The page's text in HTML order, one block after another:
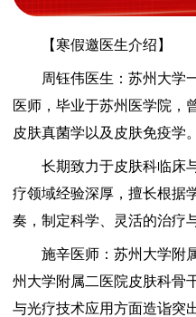
【寒假邀医生介绍】
周钰伟医生：苏州大学一
医师，毕业于苏州医学院，
皮肤真菌学以及皮肤免疫学。
长期致力于皮肤科临床与
疗领域经验深厚，擅长根据
奏，制定科学、灵活的治疗
施辛医师：苏州大学附属
州大学附属二医院皮肤科骨
与光疗技术应用方面造诣突